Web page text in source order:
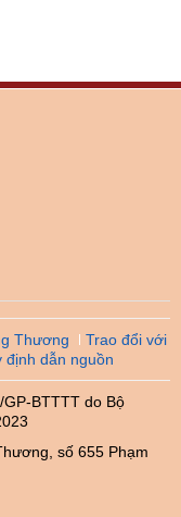
Thương
Trao đổi với
định dẫn nguồn
BTTTT do Bộ
số 655 Phạm